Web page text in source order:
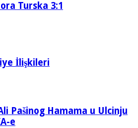
Turska 3:1
İlişkileri
Pašinog Hamama u Ulcinju
e